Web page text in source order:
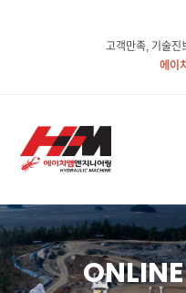
고객만족, 기술진
에이